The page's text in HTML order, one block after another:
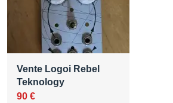
Vente Logoi Rebel
Teknology
90 €